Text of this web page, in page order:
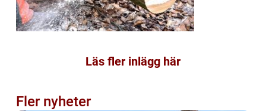
Läs fler inlägg här
Fler nyheter